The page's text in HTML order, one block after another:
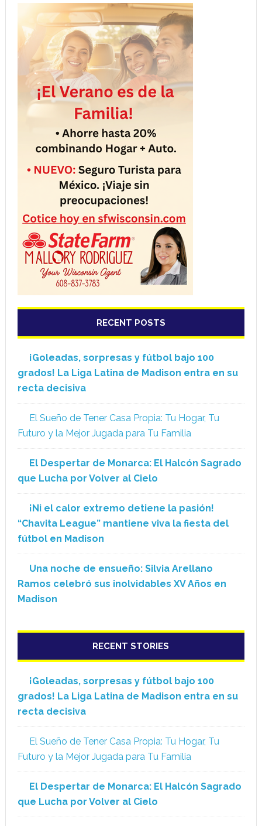
RECENT POSTS
¡Goleadas, sorpresas y fútbol bajo 100
grados! La Liga Latina de Madison entra en su
recta decisiva
El Sueño de Tener Casa Propia: Tu Hogar, Tu
Futuro y la Mejor Jugada para Tu Familia
El Despertar de Monarca: El Halcón Sagrado
que Lucha por Volver al Cielo
¡Ni el calor extremo detiene la pasión!
“Chavita League” mantiene viva la fiesta del
fútbol en Madison
Una noche de ensueño: Silvia Arellano
Ramos celebró sus inolvidables XV Años en
Madison
RECENT STORIES
¡Goleadas, sorpresas y fútbol bajo 100
grados! La Liga Latina de Madison entra en su
recta decisiva
El Sueño de Tener Casa Propia: Tu Hogar, Tu
Futuro y la Mejor Jugada para Tu Familia
El Despertar de Monarca: El Halcón Sagrado
que Lucha por Volver al Cielo